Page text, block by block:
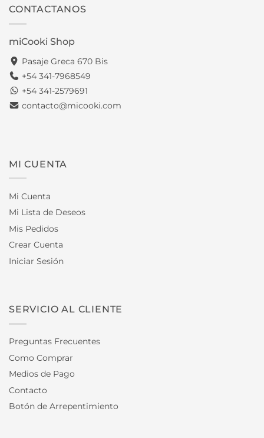
CONTACTANOS
miCooki Shop
Pasaje Greca 670 Bis
+54 341-7968549
+54 341-2579691
contacto@micooki.com
MI CUENTA
Mi Cuenta
Mi Lista de Deseos
Mis Pedidos
Crear Cuenta
Iniciar Sesión
SERVICIO AL CLIENTE
Preguntas Frecuentes
Como Comprar
Medios de Pago
Contacto
Botón de Arrepentimiento